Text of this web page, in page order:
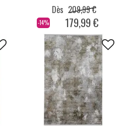
-14%
Dès 209,99 €
179,99 €